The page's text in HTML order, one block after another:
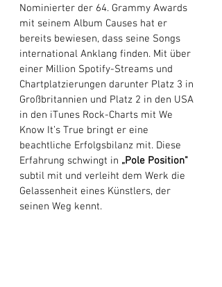
Nominierter der 64. Grammy Awards
mit seinem Album Causes hat er
bereits bewiesen, dass seine Songs
international Anklang finden. Mit über
einer Million Spotify-Streams und
Chartplatzierungen darunter Platz 3 in
Großbritannien und Platz 2 in den USA
in den iTunes Rock-Charts mit We
Know It’s True bringt er eine
beachtliche Erfolgsbilanz mit. Diese
Erfahrung schwingt in „Pole Position"
subtil mit und verleiht dem Werk die
Gelassenheit eines Künstlers, der
seinen Weg kennt.